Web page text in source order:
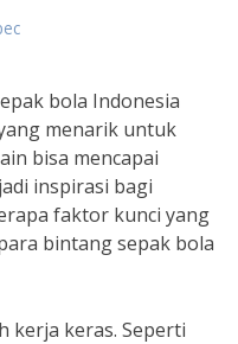
bola Indonesia
menarik untuk
bisa mencapai
inspirasi bagi
faktor kunci yang
bintang sepak bola
kerja keras. Seperti